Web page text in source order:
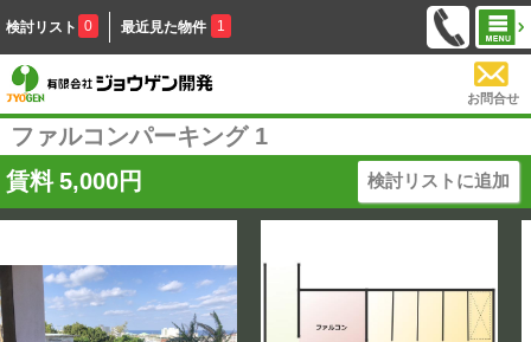
検討リスト 0 最近見た物件 1
お問合せ
ファルコンパーキング 1
賃料 5,000円 検討リストに追加